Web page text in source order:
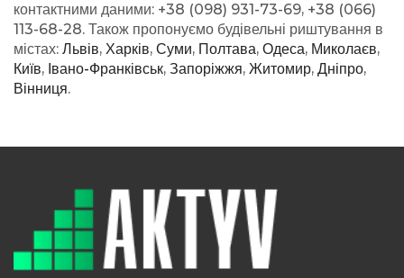
контактними даними: +38 (098) 931-73-69, +38 (066)
113-68-28. Також пропонуємо будівельні риштування в
містах: Львів, Харків, Суми, Полтава, Одеса, Миколаєв,
Київ, Івано-Франківськ, Запоріжжя, Житомир, Дніпро,
Вінниця.